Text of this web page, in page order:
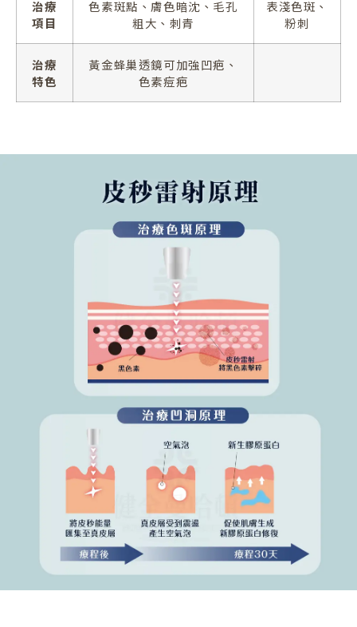
治療
項目
色素斑點、膚色暗沈、毛孔
粗大、刺青
表淺色斑、
粉刺
治療
特色
黃金蜂巢透鏡可加強凹疤、
色素痘疤